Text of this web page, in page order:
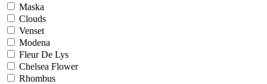
Maska
Clouds
Venset
Modena
Fleur De Lys
Chelsea Flower
Rhombus